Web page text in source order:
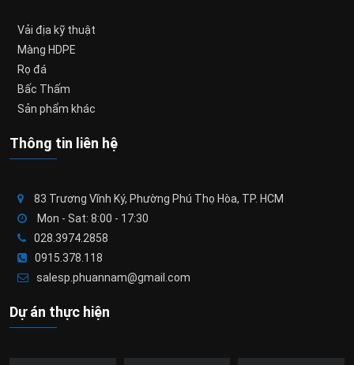
Vải địa kỹ thuật
Màng HDPE
Rọ đá
Bấc Thấm
Sản phẩm khác
Thông tin liên hệ
83 Trương Vĩnh Ký, Phường Phú Thọ Hòa, TP. HCM
Mon - Sat: 8:00 - 17:30
028.3974.2858
0915.378.118
salesp.phuannam@gmail.com
Dự án thực hiện